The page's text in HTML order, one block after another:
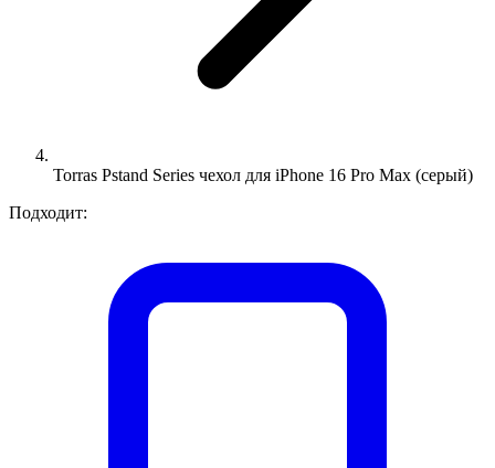
Torras Pstand Series чехол для iPhone 16 Pro Max (серый)
Подходит: